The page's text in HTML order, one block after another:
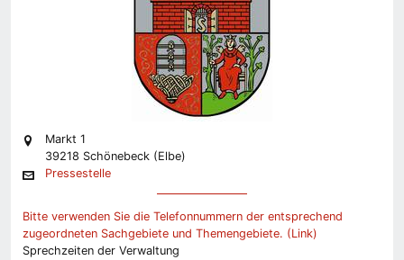
Markt 1
39218 Schönebeck (Elbe)
Pressestelle
Bitte verwenden Sie die Telefonnummern der entsprechend
zugeordneten Sachgebiete und Themengebiete. (Link)
Sprechzeiten der Verwaltung